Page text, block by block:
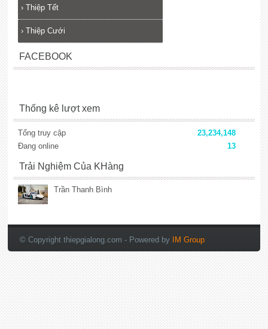
› Thiệp Tết
› Thiệp Cưới
FACEBOOK
Thống kê lượt xem
Tổng truy cập
23,234,148
Đang online
13
Trải Nghiệm Của KHàng
Trần Thanh Bình
© Copyright thiepgialong.com - Powered by IM Group